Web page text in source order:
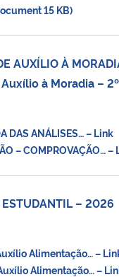
15 KB)
AUXÍLIO À
à Moradia –
DAS ANÁLISES… – Link
– COMPROVAÇÃO… –
– 2026
Alimentação… –
Alimentação… –